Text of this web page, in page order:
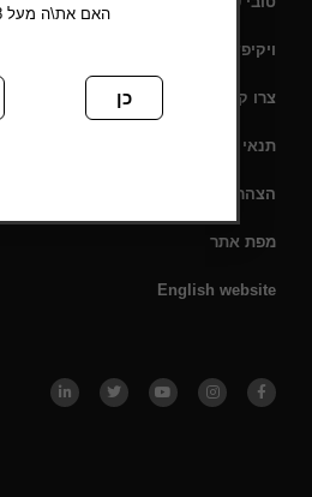
ויקיפדיה
צרו קשר
תנאי שימוש
הצהרת נגישות
מפת אתר
English website
האם את\ה מעל 18?
כן